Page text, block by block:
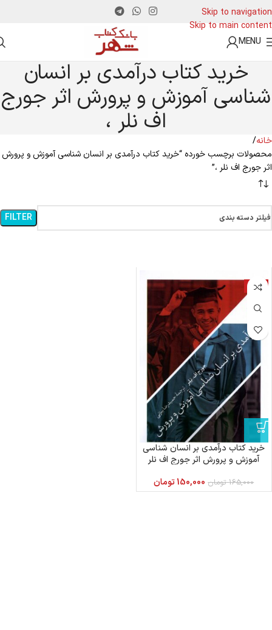
Skip to navigation
Skip to main content
MENU
خرید کتاب درآمدی بر انسان
شناسی آموزش و پرورش اثر جورج
اف نلر ،
خانه
محصولات برچسب خورده “خرید کتاب درآمدی بر انسان شناسی آموزش و پرورش
اثر جورج اف نلر ،”
فیلتر دسته بندی FILTER
-9%
خرید کتاب درآمدی بر انسان شناسی
آموزش و پرورش اثر جورج اف نلر
165,000 تومان 150,000تومان